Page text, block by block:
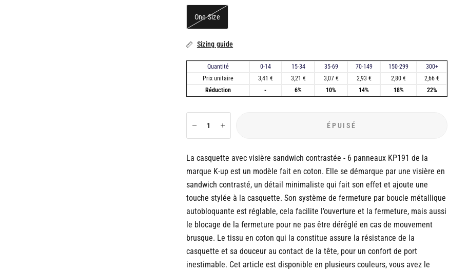
One Size
Sizing guide
Quantité 0-14 15-34 35-69 70-149 150-299
300+
Prix unitaire
3,41 € 3,21 € 3,07 € 2,93 € 2,80 €
2,66 €
Réduction
- 6% 10% 14% 18% 22%
ÉPUISÉ
La casquette avec visière sandwich contrastée - 6 panneaux KP191 de la
marque K-up est un modèle fait en coton. Elle se démarque par une visière en
sandwich contrasté, un détail minimaliste qui fait son effet et ajoute une
touche stylée à la casquette. Son système de fermeture par boucle métallique
autobloquante est réglable, cela facilite l’ouverture et la fermeture, mais aussi
le blocage de la fermeture pour ne pas être déréglé en cas de mouvement
brusque. Le tissu en coton qui la constitue assure la résistance de la
casquette et sa douceur au contact de la tête, pour un confort de port
inestimable. Cet article est disponible en plusieurs couleurs, vous avez le